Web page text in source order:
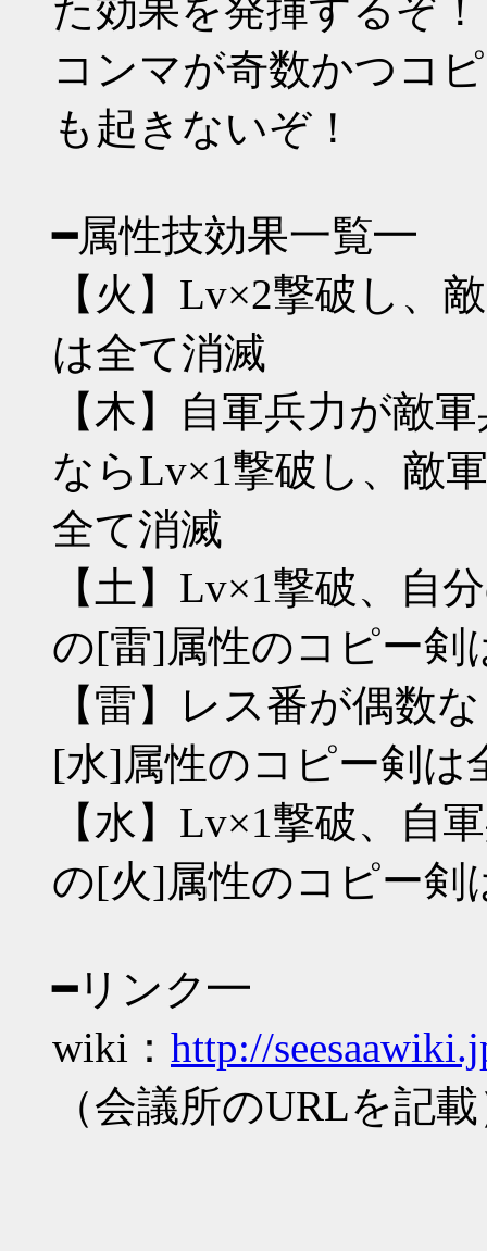
た効果を発揮するぞ！
コンマが奇数かつコ
も起きないぞ！
━属性技効果一覧━
【火】Lv×2撃破し、
は全て消滅
【木】自軍兵力が敵
ならLv×1撃破し、敵
全て消滅
【土】Lv×1撃破、自
の[雷]属性のコピー剣
【雷】レス番が偶数
[水]属性のコピー剣は
【水】Lv×1撃破、自
の[火]属性のコピー剣
━リンク━
wiki： http://
（会議所のURLを記